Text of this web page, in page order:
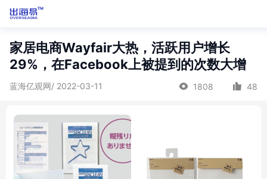
家居电商Wayfair大热，活跃用户增长
29%，在Facebook上被提到的次数大增
蓝海亿观网/ 2022-03-11 1808 48